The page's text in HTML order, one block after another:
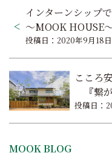
稿
ナ
ビ
ゲ
ー
シ
インターンシップ
～MOOK HOUSE
投稿日：2020年9月18日
こころ
『繋
投稿日：
MOOK BLOG